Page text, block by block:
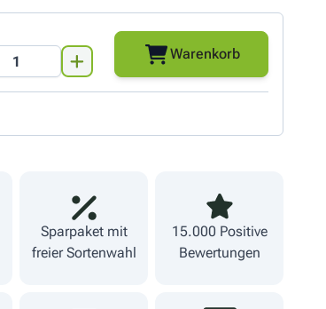
Warenkorb
Sparpaket mit
freier Sortenwahl
15.000 Positive
Bewertungen